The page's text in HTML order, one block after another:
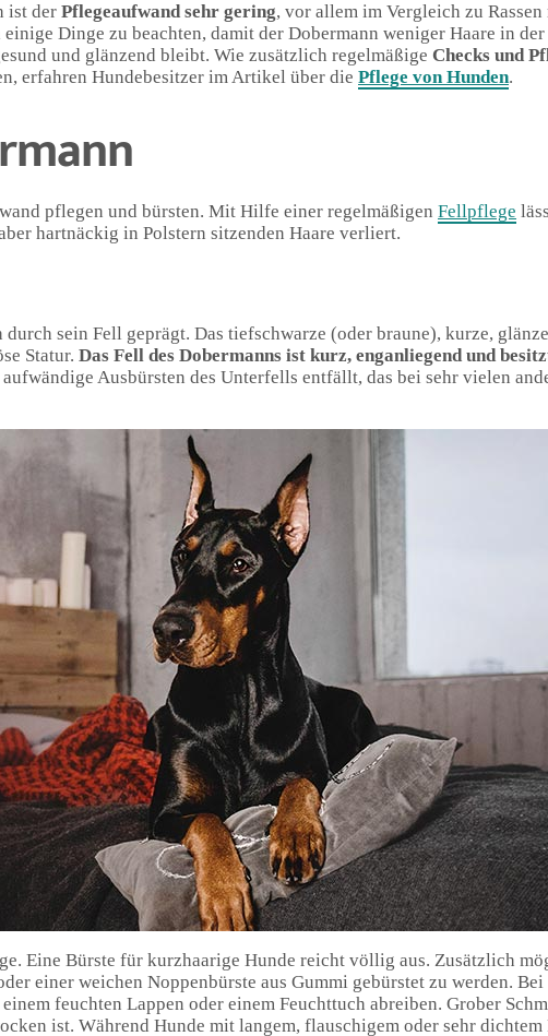
ist der Pflegeaufwand sehr gering, vor allem im Vergleich zu
Dinge zu beachten, damit der Dobermann weniger Haare in
und glänzend bleibt. Wie zusätzlich regelmäßige Checks und
erfahren Hundebesitzer im Artikel über die Pflege von Hunden.
pflegen und bürsten. Mit Hilfe einer regelmäßigen Fellpflege
hartnäckig in Polstern sitzenden Haare verliert.
sein Fell geprägt. Das tiefschwarze (oder braune), kurze,
Statur. Das Fell des Dobermanns ist kurz, enganliegend und
Ausbürsten des Unterfells entfällt, das bei sehr vielen
Eine Bürste für kurzhaarige Hunde reicht völlig aus. Zusätzlich
einer weichen Noppenbürste aus Gummi gebürstet zu werden. Bei
feuchten Lappen oder einem Feuchttuch abreiben. Grober
ist. Während Hunde mit langem, flauschigem oder sehr dichtem